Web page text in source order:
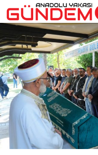
Yolculuğuna Uğurlandı